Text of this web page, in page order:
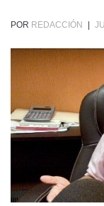
POR REDACCIÓN